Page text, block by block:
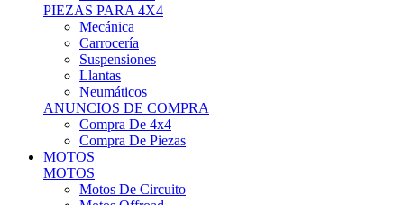
PIEZAS PARA 4X4
Mecánica
Carrocería
Suspensiones
Llantas
Neumáticos
ANUNCIOS DE COMPRA
Compra De 4x4
Compra De Piezas
MOTOS
MOTOS
Motos De Circuito